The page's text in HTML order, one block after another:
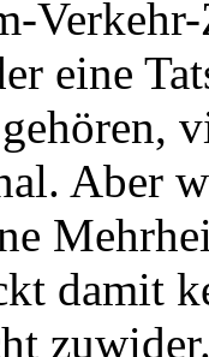
eine
Aber
damit